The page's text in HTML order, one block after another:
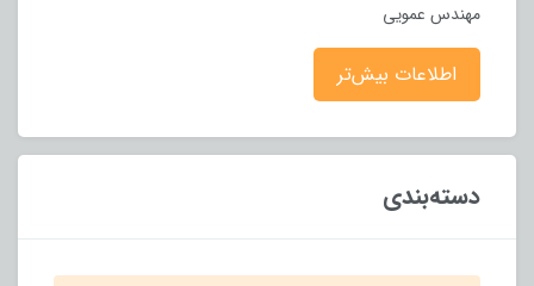
مهندس عمویی
اطلاعات بیش‌تر
دسته‌بندی